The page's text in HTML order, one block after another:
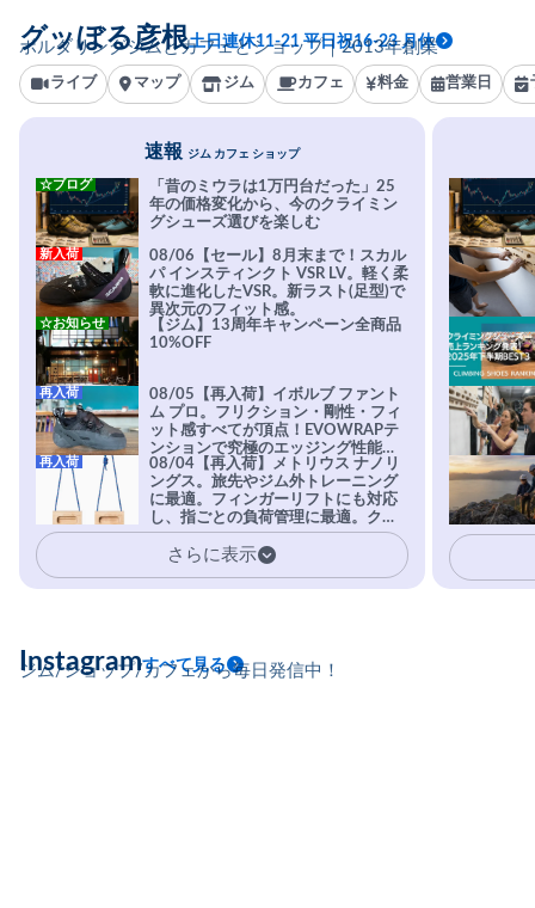
ボルダリングジムとカフェとショップ｜2013年創業
グッぼる彦根土日連休11-21 平日祝16-23 月休
ライブ マップ ジム カフェ 料金 営業日
速報 ジム カフェ ショップ
「昔のミウラは1万円台だった」25
年の価格変化から、今のクライミン
グシューズ選びを楽しむ
☆ブログ
08/06【セール】8月末まで！スカル
パ インスティンクト VSR LV。軽く柔
軟に進化したVSR。新ラスト(足型)で
異次元のフィット感。
新入荷
【ジム】13周年キャンペーン全商品
10%OFF
☆お知らせ
08/05【再入荷】イボルブ ファント
ム プロ。フリクション・剛性・フィ
ット感すべてが頂点！EVOWRAPテ
ンションで究極のエッジング性能を
実現。進化系ラバーEvo-74はTRAX
を凌駕する粘着力で極小ホールドに
安心感。
再入荷
08/04【再入荷】メトリウス ナノリ
ングス。旅先やジム外トレーニング
に最適。フィンガーリフトにも対応
し、指ごとの負荷管理に最適。クラ
イマーの指を本気で鍛えるギア。
再入荷
さらに表示
ジム/ショップ/カフェから毎日発信中！
Instagramすべて見る